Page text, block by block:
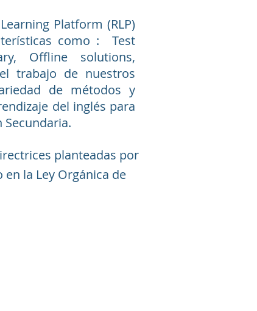
Platform (RLP)
como : Test
Offline solutions,
trabajo de nuestros
de métodos y
del inglés para
Secundaria.
planteadas por
la Ley Orgánica de